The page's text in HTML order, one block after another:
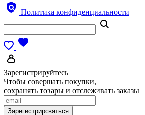
Политика конфиденциальности
Зарегистрируйтесь
Чтобы совершать покупки,
сохранять товары и отслеживать заказы
Зарегистрироваться